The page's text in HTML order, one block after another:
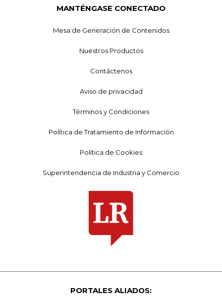
MANTÉNGASE CONECTADO
Mesa de Generación de Contenidos
Nuestros Productos
Contáctenos
Aviso de privacidad
Términos y Condiciones
Política de Tratamiento de Información
Política de Cookies
Superintendencia de Industria y Comercio
PORTALES ALIADOS: